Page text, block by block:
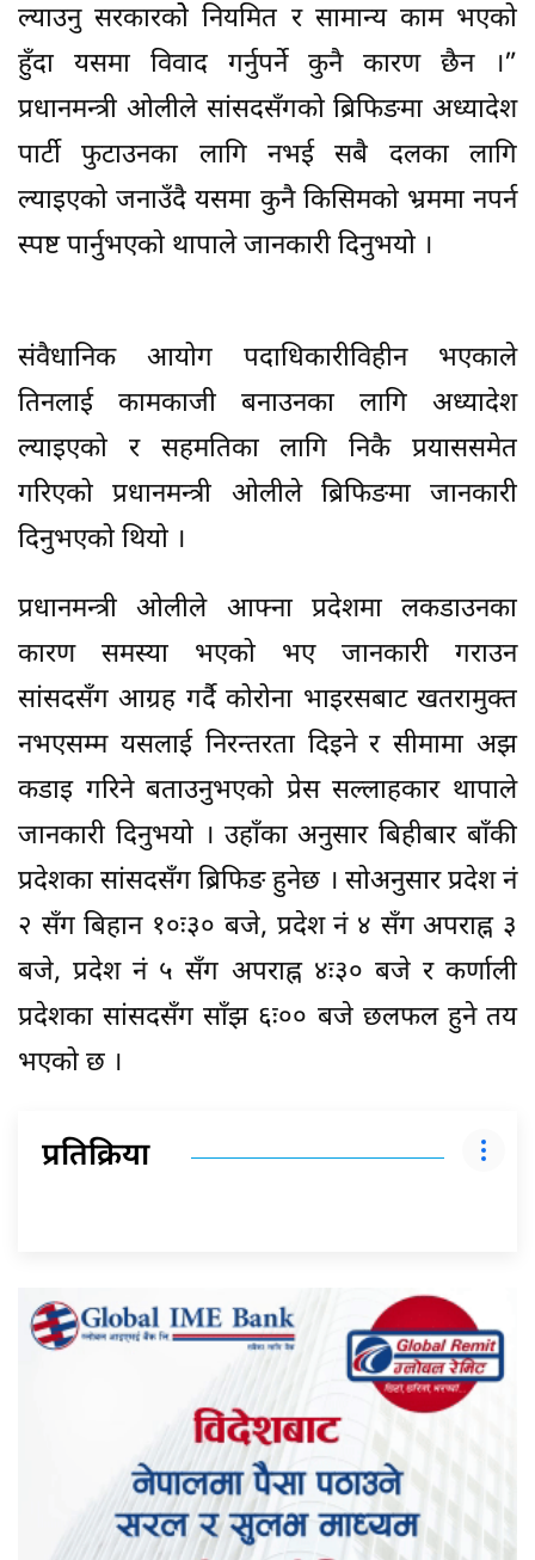
ल्याउनु सरकारकोे नियमित र सामान्य काम भएको
हुँदा यसमा विवाद गर्नुपर्ने कुनै कारण छैन ।”
प्रधानमन्त्री ओलीले सांसदसँगको ब्रिफिङमा अध्यादेश
पार्टी फुटाउनका लागि नभई सबै दलका लागि
ल्याइएको जनाउँदै यसमा कुनै किसिमको भ्रममा नपर्न
स्पष्ट पार्नुभएको थापाले जानकारी दिनुभयो ।
संवैधानिक आयोग पदाधिकारीविहीन भएकाले
तिनलाई कामकाजी बनाउनका लागि अध्यादेश
ल्याइएको र सहमतिका लागि निकै प्रयाससमेत
गरिएको प्रधानमन्त्री ओलीले ब्रिफिङमा जानकारी
दिनुभएको थियो ।
प्रधानमन्त्री ओलीले आफ्ना प्रदेशमा लकडाउनका
कारण समस्या भएको भए जानकारी गराउन
सांसदसँग आग्रह गर्दै कोरोना भाइरसबाट खतरामुक्त
नभएसम्म यसलाई निरन्तरता दिइने र सीमामा अझ
कडाइ गरिने बताउनुभएको प्रेस सल्लाहकार थापाले
जानकारी दिनुभयो । उहाँका अनुसार बिहीबार बाँकी
प्रदेशका सांसदसँग ब्रिफिङ हुनेछ । सोअनुसार प्रदेश नं
२ सँग बिहान १०ः३० बजे, प्रदेश नं ४ सँग अपराह्न ३
बजे, प्रदेश नं ५ सँग अपराह्न ४ः३० बजे र कर्णाली
प्रदेशका सांसदसँग साँझ ६ः०० बजे छलफल हुने तय
भएको छ ।
प्रतिक्रिया